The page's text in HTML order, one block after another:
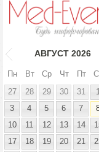
АВГУСТ 2026
Пн Вт Ср Чт Пт
27
28 29 30 31 1
3
4 5 6 7
10
11 12 13 14
17
18 19 20 21